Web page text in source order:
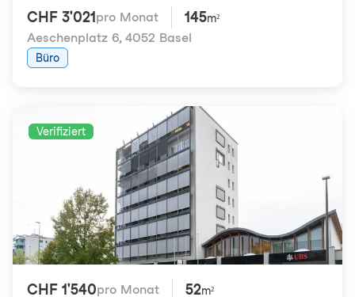
CHF 3'021 pro Monat 145m²
Aeschenplatz 6, 4052 Basel
Büro
Verifiziert
CHF 1'540pro Monat 52m²